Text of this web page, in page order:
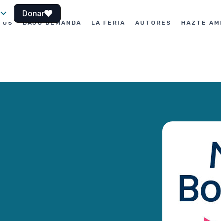
Donar
BAJO DEMANDA LA FERIA AUTORES HAZTE